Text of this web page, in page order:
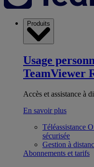
Produits
Usage
TeamViewer
Accès et assistance à
En savoir plus
Téléassistance
sécurisée
Gestion à
Abonnements et tarifs